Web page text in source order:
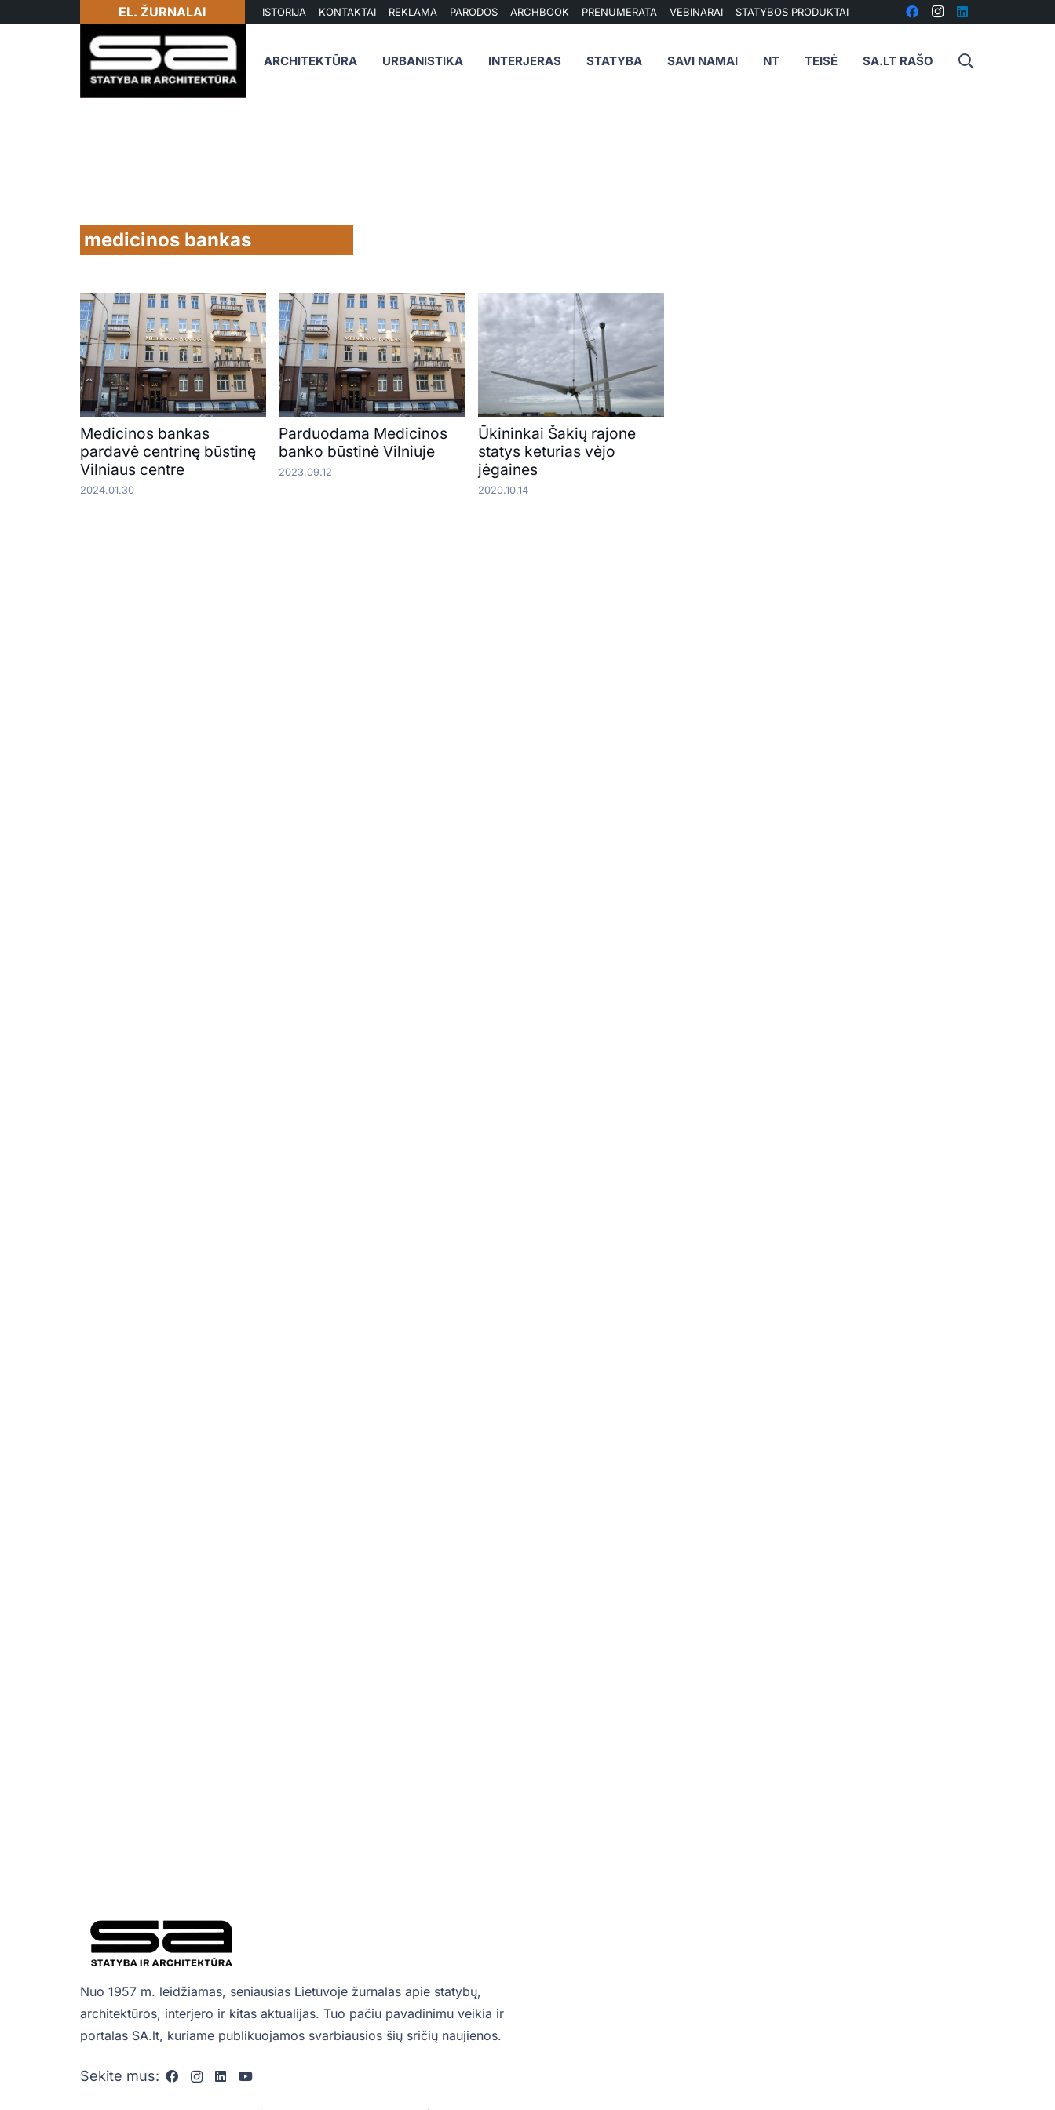
EL. ŽURNALAI ISTORIJA KONTAKTAI REKLAMA PARODOS ARCHBOOK PRENUMERATA VEBINARAI STATYBOS PRODUKTAI
ARCHITEKTŪRA URBANISTIKA INTERJERAS STATYBA SAVI NAMAI NT TEISĖ SA.LT RAŠO
medicinos bankas
Medicinos bankas
pardavė centrinę būstinę
Vilniaus centre
2024.01.30
Parduodama Medicinos
banko būstinė Vilniuje
2023.09.12
Ūkininkai Šakių rajone
statys keturias vėjo
jėgaines
2020.10.14
Nuo 1957 m. leidžiamas, seniausias Lietuvoje žurnalas apie statybų,
architektūros, interjero ir kitas aktualijas. Tuo pačiu pavadinimu veikia ir
portalas SA.lt, kuriame publikuojamos svarbiausios šių sričių naujienos.
Sekite mus: